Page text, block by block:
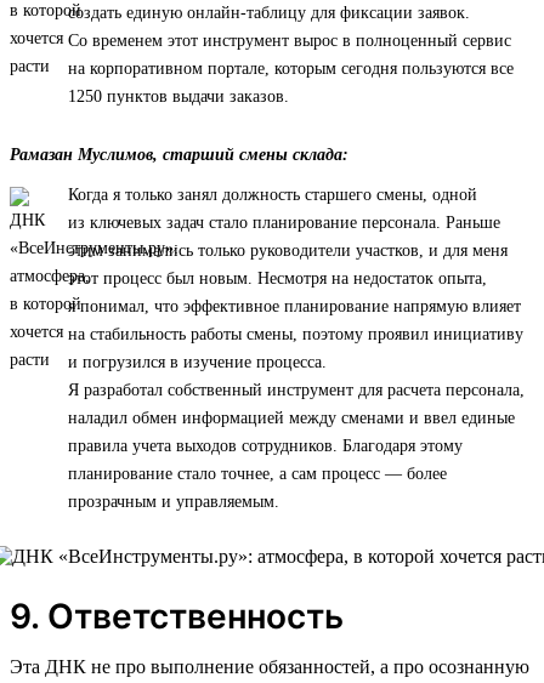
создать единую онлайн-таблицу для фиксации заявок.
Со временем этот инструмент вырос в полноценный сервис
на корпоративном портале, которым сегодня пользуются все
1250 пунктов выдачи заказов.
Рамазан Муслимов, старший смены склада:
Когда я только занял должность старшего смены, одной
из ключевых задач стало планирование персонала. Раньше
этим занимались только руководители участков, и для меня
этот процесс был новым. Несмотря на недостаток опыта,
я понимал, что эффективное планирование напрямую влияет
на стабильность работы смены, поэтому проявил инициативу
и погрузился в изучение процесса.
Я разработал собственный инструмент для расчета персонала,
наладил обмен информацией между сменами и ввел единые
правила учета выходов сотрудников. Благодаря этому
планирование стало точнее, а сам процесс — более
прозрачным и управляемым.
9. Ответственность
Эта ДНК не про выполнение обязанностей, а про осознанную